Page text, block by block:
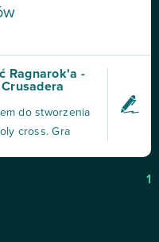
Ragnarok'a -
do stworzenia
cross. Gra
1